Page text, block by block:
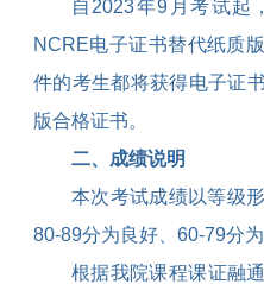
自 2023年9 月考试起
NCRE电子证书替代纸质
件的考生都将获得电子证
版合格证书。
二、成绩说明
本次考试成绩以等级
80-89分为良好、 60-79分为
根据我院课程课证融